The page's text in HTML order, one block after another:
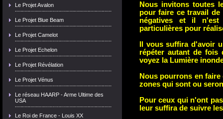
Le Projet Avalon
Le Projet Blue Beam
Le Projet Camelot
Le Projet Echelon
Le Projet Révélation
Le Projet Vénus
Le réseau HAARP - Arme Ultime des
USA
Le Roi de France - Louis XX
Nous invitons toutes
pour faire ce travail
négatives et il n'est
particulières pour
Il vous suffira d'avoir
répéter autant de fois
voyez la Lumière
Nous pourrons en
zones qui sont ou
Pour ceux qui n'ont
leur suffira de suivre